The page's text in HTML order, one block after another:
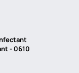
- 0610